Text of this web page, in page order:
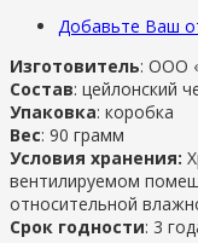
Добавьте Ваш
Изготовитель: ООО
Состав: цейлонский
Упаковка: коробка
Вес: 90 грамм
Условия хранения:
вентилируемом
относительной
Срок годности: 3